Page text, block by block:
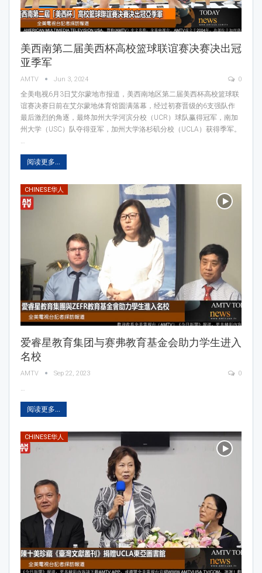
美西南第二届美西杯高校篮球联谊赛决赛决出冠
亚季军
AMTV Jun 3, 2024 0
全美电视6月3日艾尔蒙地市报道，美西南地区第二届美西杯高校篮球联
谊赛决赛日前在艾尔蒙地体育馆圆满落幕，经过初赛晋级的6支强队作
最后激烈的角逐，最终加州大学河滨分校（UCR）球队赢得冠军，南加
州大学（USC）队夺得亚军，加州大学洛杉矶分校（UCLA）获得季军。
…
阅读更多...
CHINESE华人
爱睿星教育集团与赛弗教育基金会助力学生进入
名校
AMTV Sep 22, 2023 0
…
阅读更多...
CHINESE华人